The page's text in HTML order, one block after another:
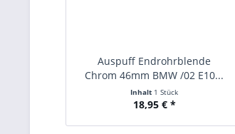
Auspuff Endrohrblende
Chrom 46mm BMW /02 E10...
Inhalt 1 Stück
18,95 € *